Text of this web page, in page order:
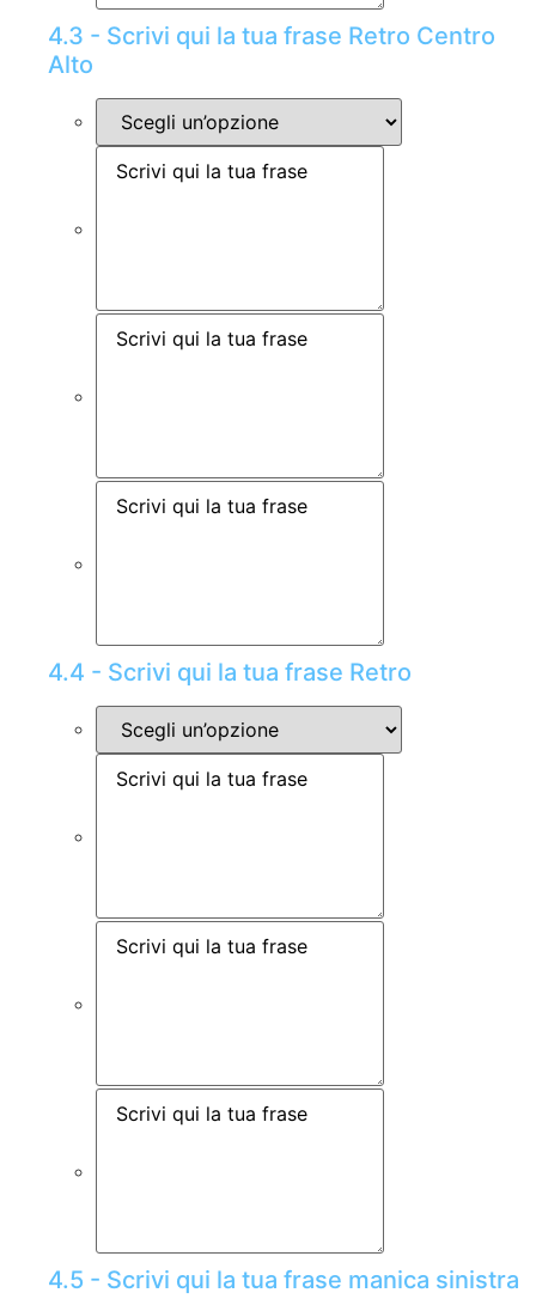
4.3 - Scrivi qui la tua frase Retro Centro
Alto
4.4 - Scrivi qui la tua frase Retro
4.5 - Scrivi qui la tua frase manica sinistra